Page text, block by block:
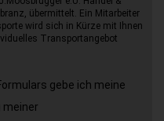
übermittelt. Ein Mitarbeiter
wird sich in Kürze mit Ihnen
Transportangebot
gebe ich meine
meiner